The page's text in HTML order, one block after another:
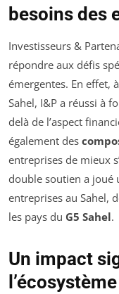
besoins des
Investisseurs &
répondre aux défis
émergentes. En effet,
Sahel, I&P a réussi à
delà de l’aspect
également des
entreprises de mieux
double soutien a joué
entreprises au Sahel,
les pays du G5 Sahel.
Un impact